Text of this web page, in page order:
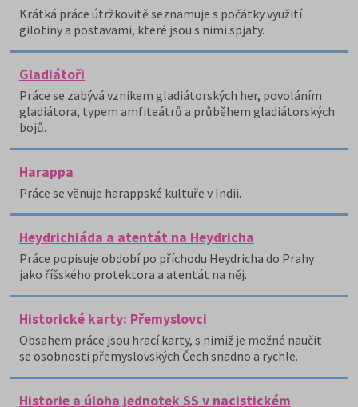
Krátká práce útržkovitě seznamuje s počátky využití
gilotiny a postavami, které jsou s nimi spjaty.
Gladiátoři
Práce se zabývá vznikem gladiátorských her, povoláním
gladiátora, typem amfiteátrů a průběhem gladiátorských
bojů.
Harappa
Práce se věnuje harappské kultuře v Indii.
Heydrichiáda a atentát na Heydricha
Práce popisuje období po příchodu Heydricha do Prahy
jako říšského protektora a atentát na něj.
Historické karty: Přemyslovci
Obsahem práce jsou hrací karty, s nimiž je možné naučit
se osobnosti přemyslovských Čech snadno a rychle.
Historie a úloha jednotek SS v nacistickém